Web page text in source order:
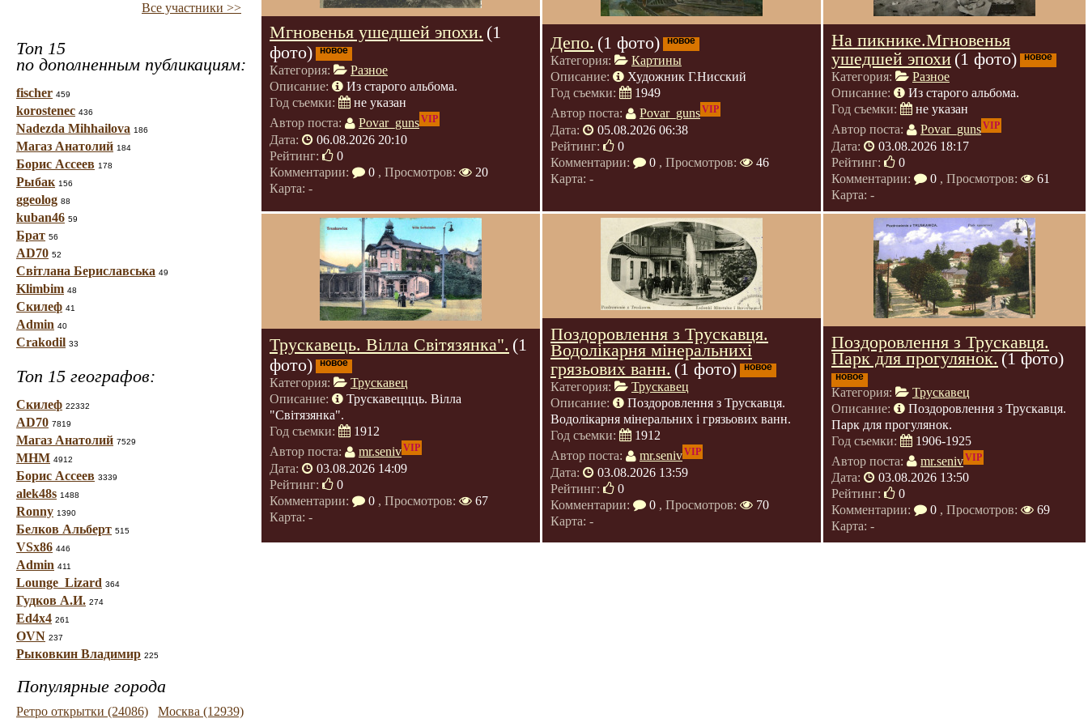
Все участники >>
Топ 15
по дополненным публикациям:
fischer 459
korostenec 436
Nadezda Mihhailova 186
Магаз Анатолий 184
Борис Ассеев 178
Рыбак 156
ggeolog 88
kuban46 59
Брат 56
AD70 52
Світлана Бериславська 49
Klimbim 48
Скилеф 41
Admin 40
Crakodil 33
Топ 15 географов:
Скилеф 22332
AD70 7819
Магаз Анатолий 7529
МНМ 4912
Борис Ассеев 3339
alek48s 1488
Ronny 1390
Белков Альберт 515
VSx86 446
Admin 411
Lounge_Lizard 364
Гудков А.И. 274
Ed4x4 261
OVN 237
Рыковкин Владимир 225
Популярные города
Ретро открытки (24086)
Москва (12939)
Мгновенья ушедшей эпохи. (1
фото)
новое
Категория:
Разное
Описание:
Из старого альбома.
Год съемки:
не указан
Автор поста:
Povar_gunsVIP
Дата:
06.08.2026 20:10
Рейтинг:
0
Комментарии:
0 , Просмотров:
20
Карта: -
Депо. (1 фото) новое
Категория:
Картины
Описание:
Художник Г.Нисский
Год съемки:
1949
Автор поста:
Povar_gunsVIP
Дата:
05.08.2026 06:38
Рейтинг:
0
Комментарии:
0 , Просмотров:
46
Карта: -
На пикнике.Мгновенья
ушедшей эпохи (1 фото) новое
Категория:
Разное
Описание:
Из старого альбома.
Год съемки:
не указан
Автор поста:
Povar_gunsVIP
Дата:
03.08.2026 18:17
Рейтинг:
0
Комментарии:
0 , Просмотров:
61
Карта: -
Трускавець. Вілла Світязянка". (1
фото)
новое
Категория:
Трускавец
Описание:
Трускавеццць. Вілла
"Світязянка".
Год съемки:
1912
Автор поста:
mr.senivVIP
Дата:
03.08.2026 14:09
Рейтинг:
0
Комментарии:
0 , Просмотров:
67
Карта: -
Поздоровлення з Трускавця.
Водолікарня мінеральнихі
грязьових ванн. (1 фото) новое
Категория:
Трускавец
Описание:
Поздоровлення з Трускавця.
Водолікарня мінеральних і грязьових ванн.
Год съемки:
1912
Автор поста:
mr.senivVIP
Дата:
03.08.2026 13:59
Рейтинг:
0
Комментарии:
0 , Просмотров:
70
Карта: -
Поздоровлення з Трускавця.
Парк для прогулянок.(1 фото)
новое
Категория:
Трускавец
Описание:
Поздоровлення з Трускавця.
Парк для прогулянок.
Год съемки:
1906-1925
Автор поста:
mr.senivVIP
Дата:
03.08.2026 13:50
Рейтинг:
0
Комментарии:
0 , Просмотров:
69
Карта: -